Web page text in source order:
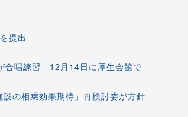
提出
合唱練習 12月14日に厚生会館で
の相乗効果期待」再検討委が方針